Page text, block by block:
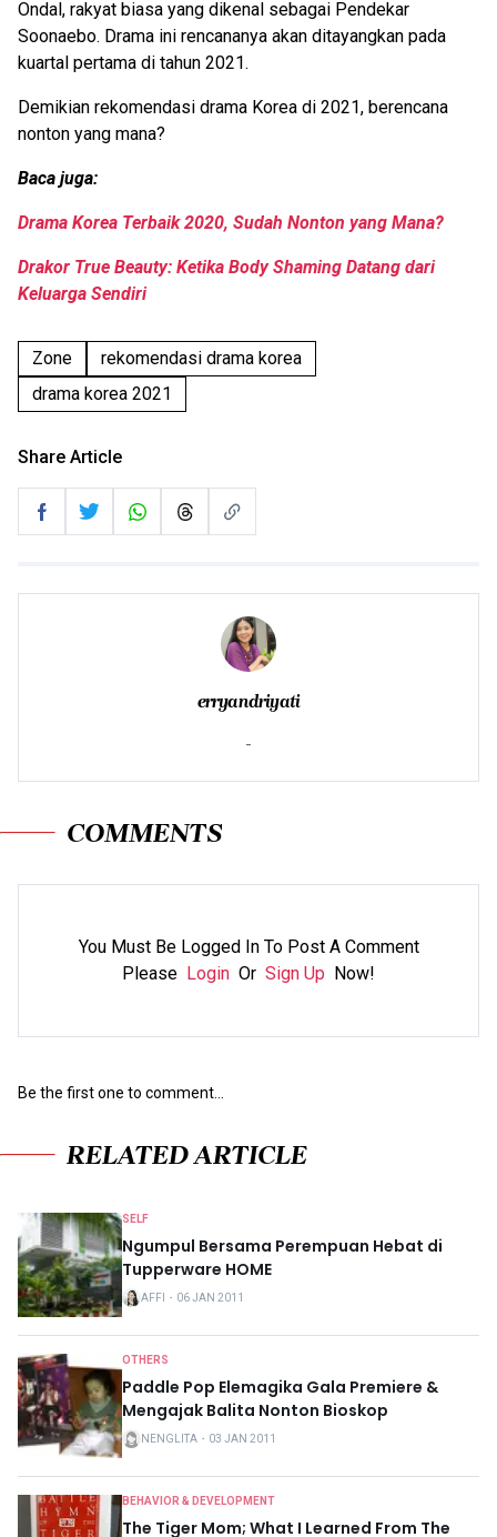
Ondal, rakyat biasa yang dikenal sebagai Pendekar
Soonaebo. Drama ini rencananya akan ditayangkan pada
kuartal pertama di tahun 2021.
Demikian rekomendasi drama Korea di 2021, berencana
nonton yang mana?
Baca juga:
Drama Korea Terbaik 2020, Sudah Nonton yang Mana?
Drakor True Beauty: Ketika Body Shaming Datang dari
Keluarga Sendiri
Zone
rekomendasi drama korea
drama korea 2021
Share Article
erryandriyati
-
COMMENTS
You Must Be Logged In To Post A Comment
Please Login Or Sign Up Now!
Be the first one to comment...
RELATED ARTICLE
SELF
Ngumpul Bersama Perempuan Hebat di
Tupperware HOME
AFFI ・ 06 JAN 2011
OTHERS
Paddle Pop Elemagika Gala Premiere &
Mengajak Balita Nonton Bioskop
NENGLITA ・ 03 JAN 2011
BEHAVIOR & DEVELOPMENT
The Tiger Mom; What I Learned From The